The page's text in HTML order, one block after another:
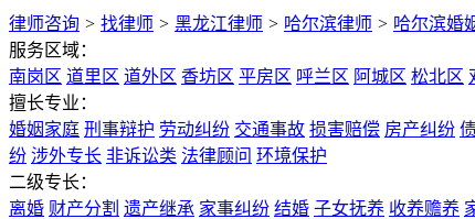
律师咨询 > 找律师 > 黑龙江律师 > 哈尔滨律师 > 哈尔滨婚
服务区域：
南岗区 道里区 道外区 香坊区 平房区 呼兰区 阿城区 松北区
擅长专业：
婚姻家庭 刑事辩护 劳动纠纷 交通事故 损害赔偿 房产纠纷
纷 涉外专长 非诉讼类 法律顾问 环境保护
二级专长：
离婚 财产分割 遗产继承 家事纠纷 结婚 子女抚养 收养赡养